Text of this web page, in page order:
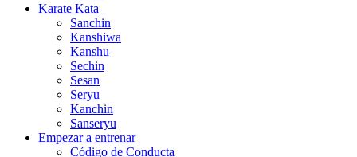
Karate Kata
Sanchin
Kanshiwa
Kanshu
Sechin
Sesan
Seryu
Kanchin
Sanseryu
Empezar a entrenar
Código de Conducta